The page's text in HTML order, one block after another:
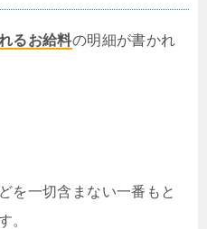
るお給料の明細が書かれ
を一切含まない一番もと
。